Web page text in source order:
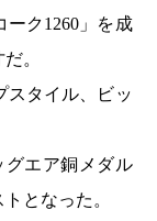
ーク1260」を成
。
スタイル、ビッ
グエア銅メダル
となった。